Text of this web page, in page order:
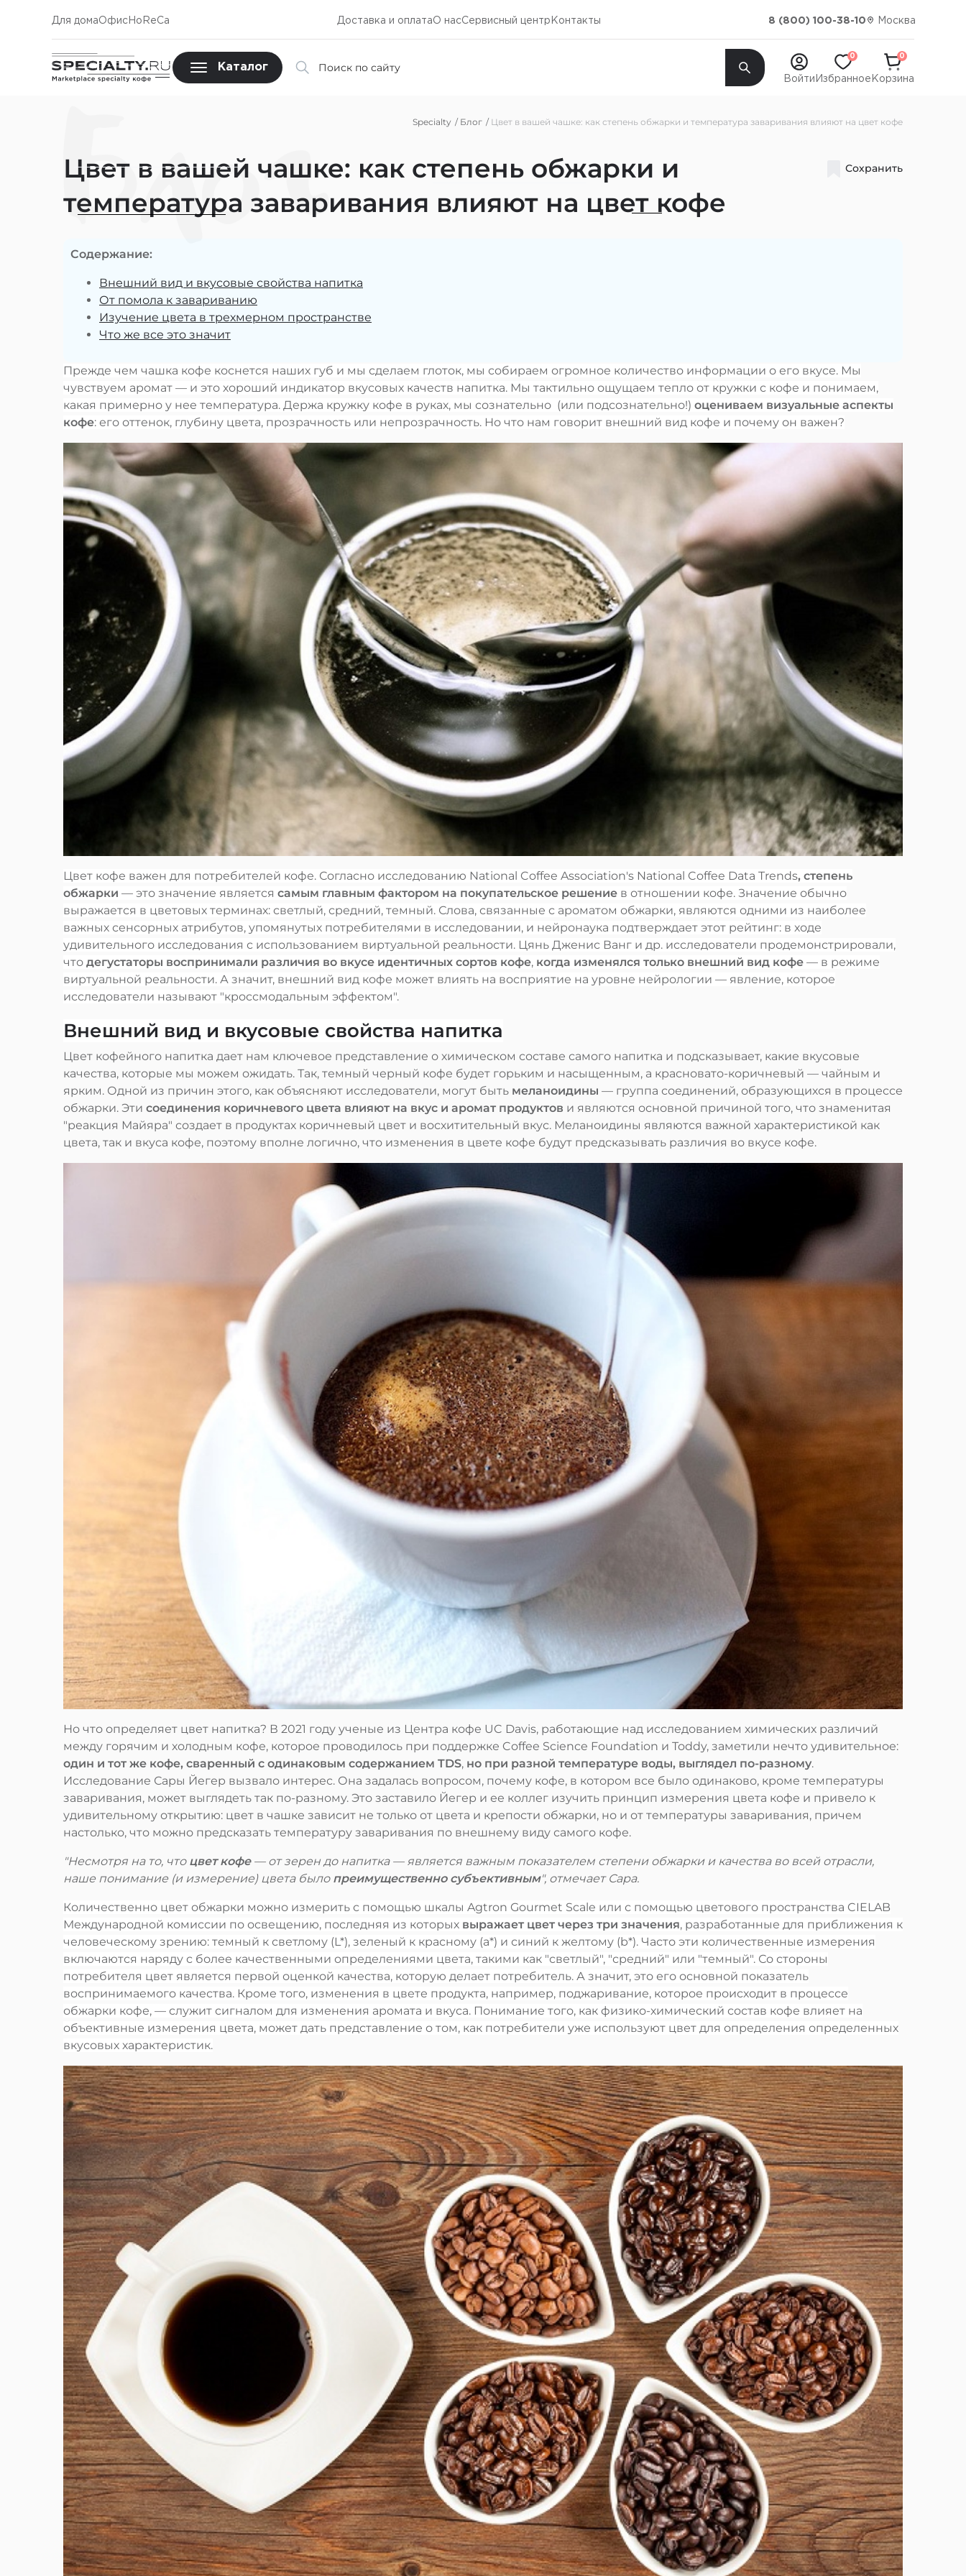
Для домаОфис HoReCa Доставка и оплатаО насCервисный центр Контакты 8 (800) 100-38-10 Москва
Каталог
Войти
0
Избранное
0
Корзина
Specialty Блог Цвет в вашей чашке: как степень обжарки и температура заваривания влияют на цвет кофе
Блог
Цвет в вашей чашке: как степень обжарки и
температура заваривания влияют на цвет кофе
Сохранить
Содержание:
Внешний вид и вкусовые свойства напитка
От помола к завариванию
Изучение цвета в трехмерном пространстве
Что же все это значит
Прежде чем чашка кофе коснется наших губ и мы сделаем глоток, мы собираем огромное количество информации о его вкусе. Мы
чувствуем аромат — и это хороший индикатор вкусовых качеств напитка. Мы тактильно ощущаем тепло от кружки с кофе и понимаем,
какая примерно у нее температура. Держа кружку кофе в руках, мы сознательно (или подсознательно!) оцениваем визуальные аспекты
кофе: его оттенок, глубину цвета, прозрачность или непрозрачность. Но что нам говорит внешний вид кофе и почему он важен?
Цвет кофе важен для потребителей кофе. Согласно исследованию National Coffee Association's National Coffee Data Trends, степень
обжарки — это значение является самым главным фактором на покупательское решение в отношении кофе. Значение обычно
выражается в цветовых терминах: светлый, средний, темный. Слова, связанные с ароматом обжарки, являются одними из наиболее
важных сенсорных атрибутов, упомянутых потребителями в исследовании, и нейронаука подтверждает этот рейтинг: в ходе
удивительного исследования с использованием виртуальной реальности. Цянь Дженис Ванг и др. исследователи продемонстрировали,
что дегустаторы воспринимали различия во вкусе идентичных сортов кофе, когда изменялся только внешний вид кофе — в режиме
виртуальной реальности. А значит, внешний вид кофе может влиять на восприятие на уровне нейрологии — явление, которое
исследователи называют "кроссмодальным эффектом".
Внешний вид и вкусовые свойства напитка
Цвет кофейного напитка дает нам ключевое представление о химическом составе самого напитка и подсказывает, какие вкусовые
качества, которые мы можем ожидать. Так, темный черный кофе будет горьким и насыщенным, а красновато-коричневый — чайным и
ярким. Одной из причин этого, как объясняют исследователи, могут быть меланоидины — группа соединений, образующихся в процессе
обжарки. Эти соединения коричневого цвета влияют на вкус и аромат продуктов и являются основной причиной того, что знаменитая
"реакция Майяра" создает в продуктах коричневый цвет и восхитительный вкус. Меланоидины являются важной характеристикой как
цвета, так и вкуса кофе, поэтому вполне логично, что изменения в цвете кофе будут предсказывать различия во вкусе кофе.
Но что определяет цвет напитка? В 2021 году ученые из Центра кофе UC Davis, работающие над исследованием химических различий
между горячим и холодным кофе, которое проводилось при поддержке Coffee Science Foundation и Toddy, заметили нечто удивительное:
один и тот же кофе, сваренный с одинаковым содержанием TDS, но при разной температуре воды, выглядел по-разному.
Исследование Сары Йегер вызвало интерес. Она задалась вопросом, почему кофе, в котором все было одинаково, кроме температуры
заваривания, может выглядеть так по-разному. Это заставило Йегер и ее коллег изучить принцип измерения цвета кофе и привело к
удивительному открытию: цвет в чашке зависит не только от цвета и крепости обжарки, но и от температуры заваривания, причем
настолько, что можно предсказать температуру заваривания по внешнему виду самого кофе.
"Несмотря на то, чтоцвет кофе— от зерен до напитка — является важным показателем степени обжарки и качества во всей отрасли,
наше понимание (и измерение) цвета былопреимущественно субъективным", отмечает Сара.
Количественно цвет обжарки можно измерить с помощью шкалы Agtron Gourmet Scale или с помощью цветового пространства CIELAB
Международной комиссии по освещению, последняя из которых выражает цвет через три значения, разработанные для приближения к
человеческому зрению: темный к светлому (L*), зеленый к красному (a*) и синий к желтому (b*). Часто эти количественные измерения
включаются наряду с более качественными определениями цвета, такими как "светлый", "средний" или "темный". Со стороны
потребителя цвет является первой оценкой качества, которую делает потребитель. А значит, это его основной показатель
воспринимаемого качества. Кроме того, изменения в цвете продукта, например, поджаривание, которое происходит в процессе
обжарки кофе, — служит сигналом для изменения аромата и вкуса. Понимание того, как физико-химический состав кофе влияет на
объективные измерения цвета, может дать представление о том, как потребители уже используют цвет для определения определенных
вкусовых характеристик.